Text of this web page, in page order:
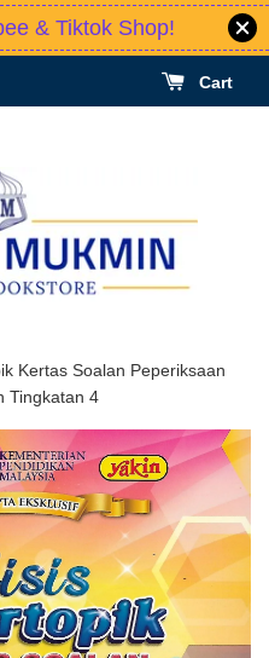
& Tiktok Shop!
Cart
Kertas Soalan Peperiksaan
Tingkatan 4